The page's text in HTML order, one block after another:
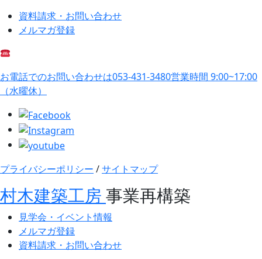
資料請求・お問い合わせ
メルマガ登録
お電話でのお問い合わせは053-431-3480営業時間 9:00~17:00
（水曜休）
プライバシーポリシー /サイトマップ
村木建築工房 事業再構築
見学会・イベント情報
メルマガ登録
資料請求・お問い合わせ